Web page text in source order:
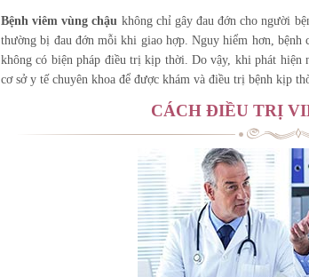
Bệnh viêm vùng chậu không chỉ gây đau đớn cho người
thường bị đau đớn mỗi khi giao hợp. Nguy hiểm hơn, bệnh
không có biện pháp điều trị kịp thời. Do vậy, khi phát hiện
cơ sở y tế chuyên khoa để được khám và điều trị bệnh kịp
CÁCH ĐIỀU TRỊ